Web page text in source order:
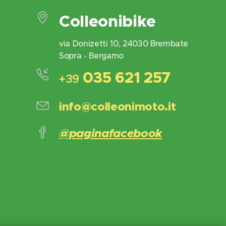
Colleonibike
via Donizetti 10, 24030 Brembate
Sopra - Bergamo
+39 035 621 257
info@colleonimoto.it
@paginafacebook